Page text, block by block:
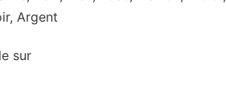
Argent
sur